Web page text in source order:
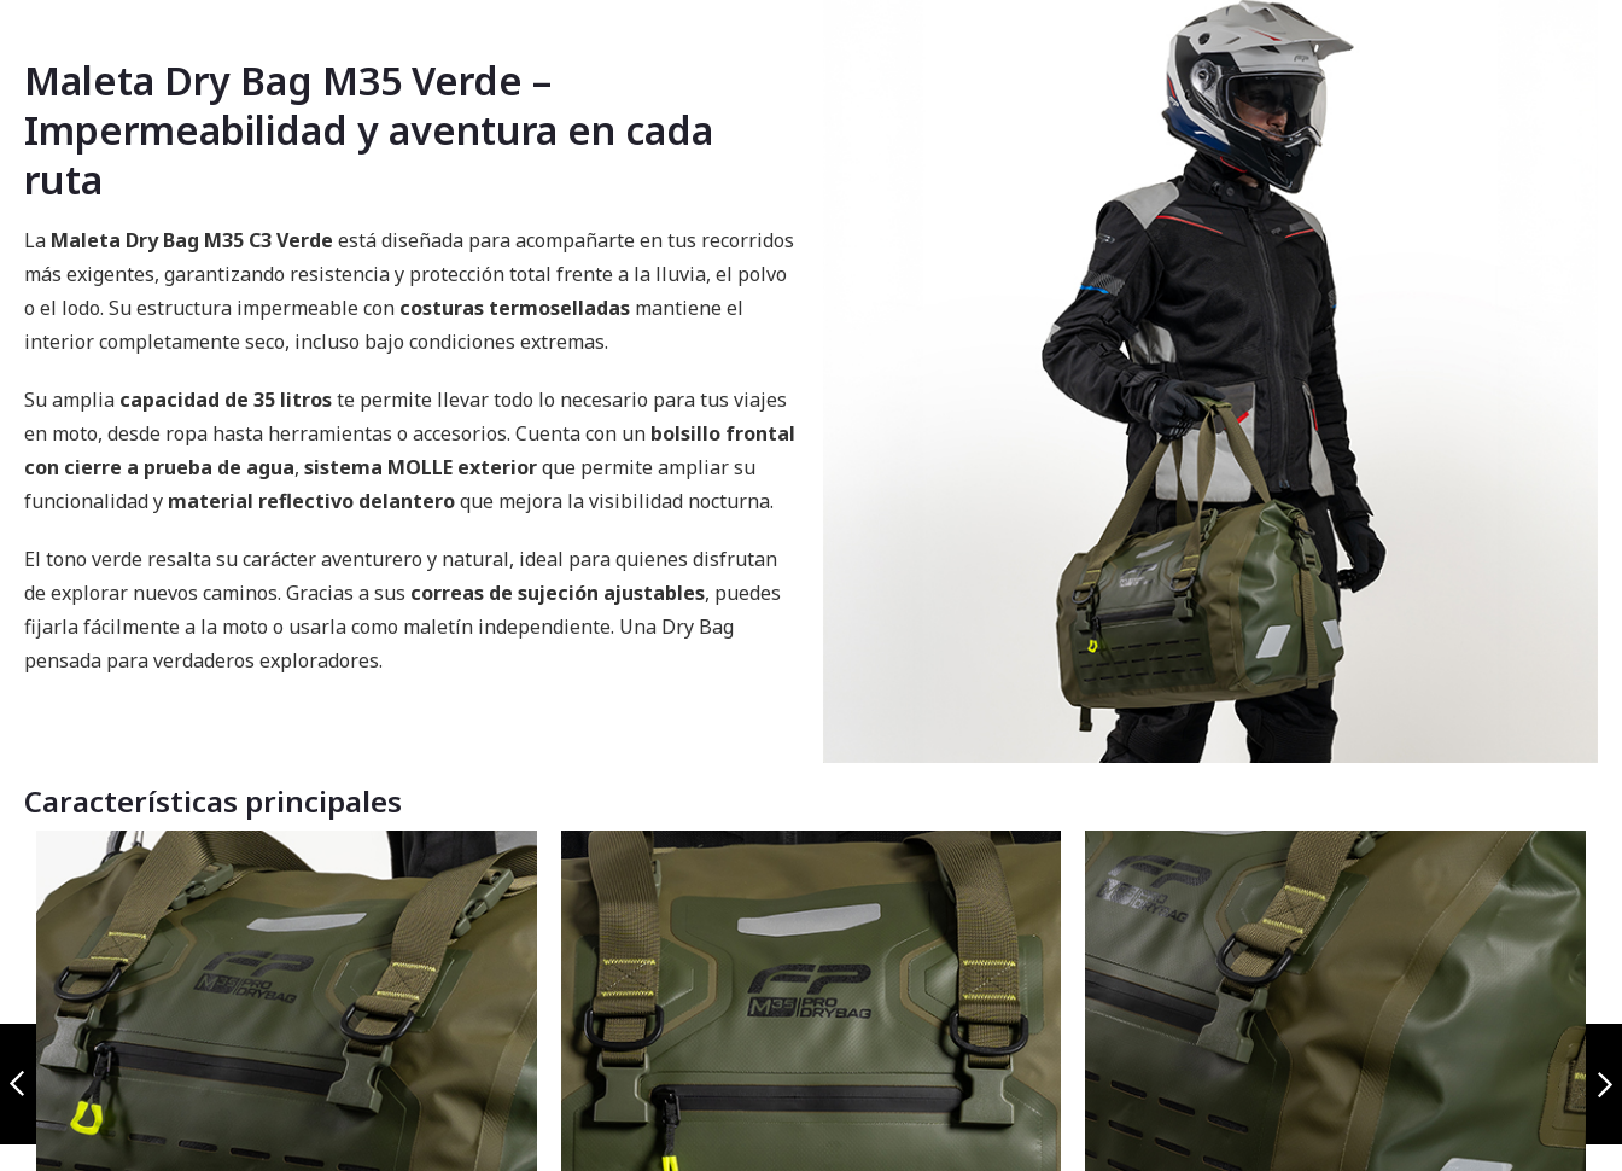
Maleta Dry Bag
M35 C3 Arena
Siguiente
Maleta Dry Bag
M35 Azul
Anterior
Maleta Dry Bag M35 Verde –
Impermeabilidad y aventura en cada
ruta
La Maleta Dry Bag M35 C3 Verde está diseñada para acompañarte en tus recorridos
más exigentes, garantizando resistencia y protección total frente a la lluvia, el polvo
o el lodo. Su estructura impermeable con costuras termoselladas mantiene el
interior completamente seco, incluso bajo condiciones extremas.
Su amplia capacidad de 35 litroste permite llevar todo lo necesario para tus viajes
en moto, desde ropa hasta herramientas o accesorios. Cuenta con un bolsillo frontal
con cierre a prueba de agua, sistema MOLLE exteriorque permite ampliar su
funcionalidad y material reflectivo delanteroque mejora la visibilidad nocturna.
El tono verde resalta su carácter aventurero y natural, ideal para quienes disfrutan
de explorar nuevos caminos. Gracias a sus correas de sujeción ajustables, puedes
fijarla fácilmente a la moto o usarla como maletín independiente. Una Dry Bag
pensada para verdaderos exploradores.
Características principales